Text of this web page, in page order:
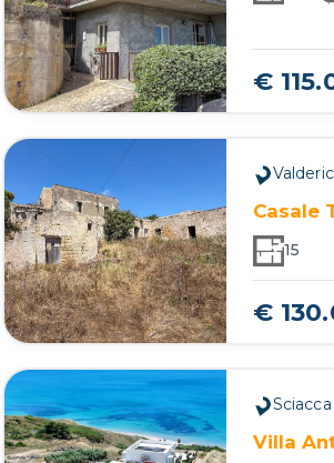
€
Casale
15
€
Villa